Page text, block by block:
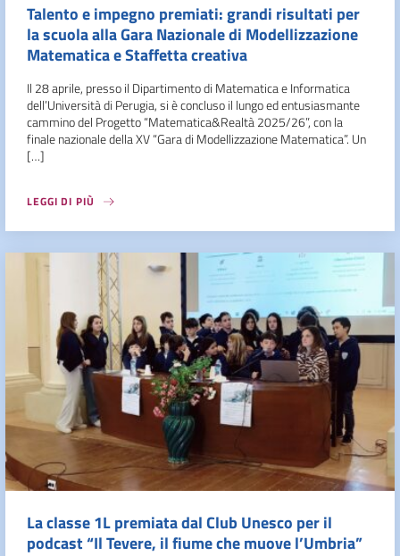
Talento e impegno premiati: grandi risultati per
la scuola alla Gara Nazionale di Modellizzazione
Matematica e Staffetta creativa
Il 28 aprile, presso il Dipartimento di Matematica e Informatica
dell’Università di Perugia, si è concluso il lungo ed entusiasmante
cammino del Progetto “Matematica&Realtà 2025/26”, con la
finale nazionale della XV “Gara di Modellizzazione Matematica”. Un
[…]
LEGGI DI PIÙ
La classe 1L premiata dal Club Unesco per il
podcast “Il Tevere, il fiume che muove l’Umbria”